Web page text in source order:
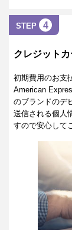
STEP 4
クレジット
初期費用のお支
American
のブランドのデ
送信される個人
すので安心して